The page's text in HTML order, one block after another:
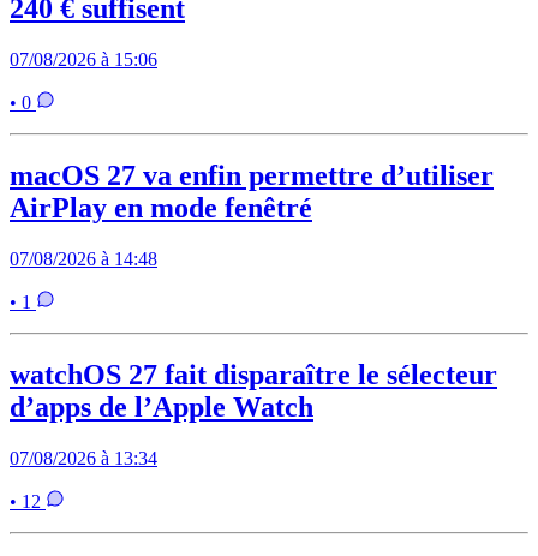
240 € suffisent
07/08/2026 à 15:06
• 0
macOS 27 va enfin permettre d’utiliser
AirPlay en mode fenêtré
07/08/2026 à 14:48
• 1
watchOS 27 fait disparaître le sélecteur
d’apps de l’Apple Watch
07/08/2026 à 13:34
• 12